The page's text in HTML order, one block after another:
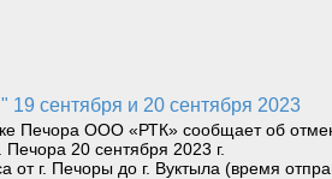
19 сентября и 20 сентября 2023
Печора ООО «РТК» сообщает об
Печора 20 сентября 2023 г.
г. Печоры до г. Вуктыла (время